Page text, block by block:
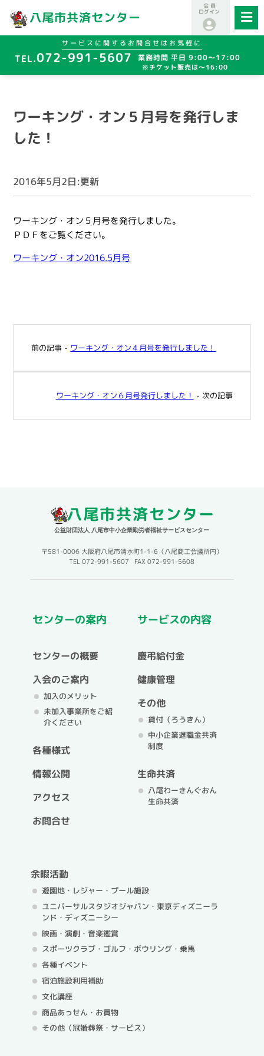
八尾市共済センター
サービスに関するお問合せはお気軽に
072-991-5607 業務時間 平日 9:00～17:00
※チケット販売は～16:00
会 員
ログイン
ワーキング・オン５月号を発行しま
した！
2016年5月2日:更新
ワーキング・オン５月号を発行しました。
ＰＤＦをご覧ください。
ワーキング・オン2016.5月号
前の記事 - ワーキング・オン４月号を発行しました！
ワーキング・オン６月号発行しました！ - 次の記事
八尾市共済センター
公益財団法人 八尾市中小企業勤労者福祉サービスセンター
〒581-0006 大阪府八尾市清水町1-1-6（八尾商工会議所内）
TEL 072-991-5607 FAX 072-991-5608
センターの案内
センターの概要
入会のご案内
加入のメリット
未加入事業所をご紹
介ください
各種様式
情報公開
アクセス
お問合せ
サービスの内容
慶弔給付金
健康管理
その他
貸付（ろうきん）
中小企業退職金共済
制度
生命共済
八尾わーきんぐおん
生命共済
余暇活動
遊園地・レジャー・プール施設
ユニバーサルスタジオジャパン・ 東京ディズニーラ
ンド・ディズニーシー
映画・演劇・音楽鑑賞
スポーツクラブ・ゴルフ・ ボウリング・乗馬
各種イベント
宿泊施設利用補助
文化講座
商品あっせん・お買物
その他（冠婚葬祭・サービス）